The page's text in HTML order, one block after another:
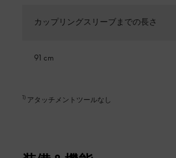
カップリングスリーブまでの長さ
91 cm
1) アタッチメントツールなし